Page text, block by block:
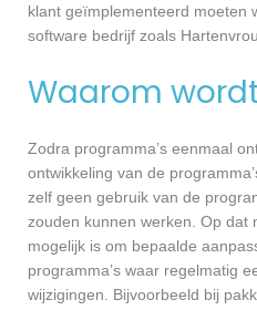
klant geïmplementeerd moeten
software bedrijf zoals
Waarom
Zodra programma’s eenmaal
ontwikkeling van de
zelf geen gebruik van de
zouden kunnen werken. Op dat
mogelijk is om bepaalde
programma’s waar regelmatig
wijzigingen. Bijvoorbeeld bij